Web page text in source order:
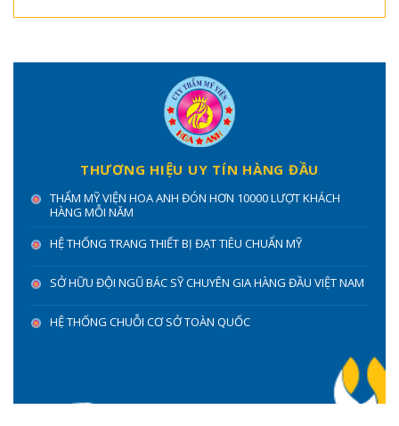
THƯƠNG HIỆU UY TÍN HÀNG ĐẦU
THẨM MỸ VIỆN HOA ANH ĐÓN HƠN 10000 LƯỢT KHÁCH
HÀNG MỖI NĂM
HỆ THỐNG TRANG THIẾT BỊ ĐẠT TIÊU CHUẨN MỸ
SỞ HỮU ĐỘI NGŨ BÁC SỸ CHUYÊN GIA HÀNG ĐẦU VIỆT NAM
HỆ THỐNG CHUỖI CƠ SỞ TOÀN QUỐC